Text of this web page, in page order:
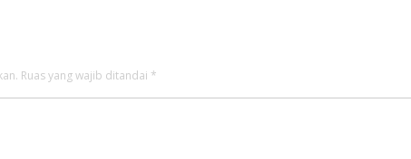
Ruas yang wajib ditandai *